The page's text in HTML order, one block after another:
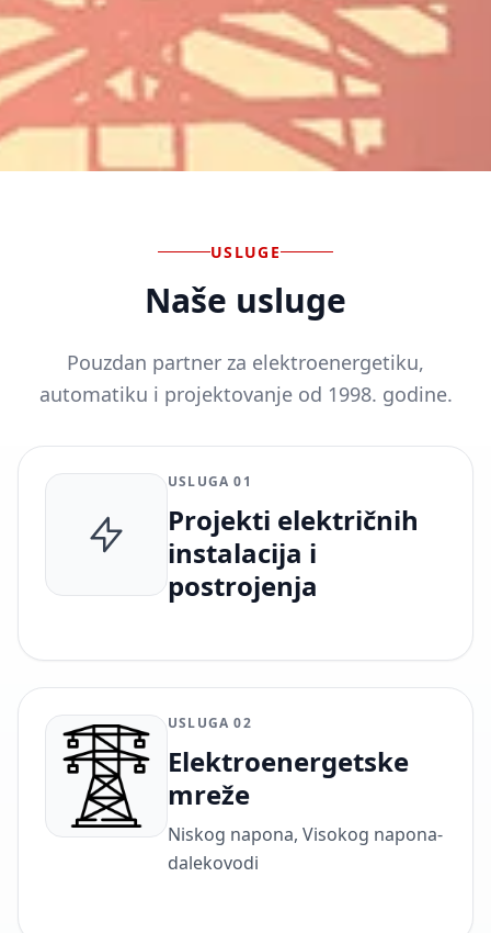
USLUGE
Naše usluge
Pouzdan partner za elektroenergetiku,
automatiku i projektovanje od 1998. godine.
USLUGA 01
Projekti električnih
instalacija i
postrojenja
USLUGA 02
Elektroenergetske
mreže
Niskog napona, Visokog napona-
dalekovodi